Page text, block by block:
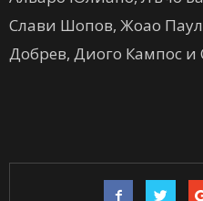
Слави Шопов, Жоао
Добрев, Диого Кампос и